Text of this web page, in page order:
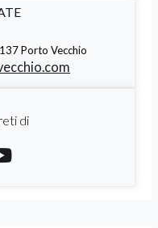
Porto Vecchio
di